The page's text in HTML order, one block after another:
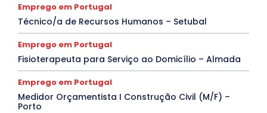
Emprego em Portugal
Técnico/a de Recursos Humanos – Setubal
Emprego em Portugal
Fisioterapeuta para Serviço ao Domicílio – Almada
Emprego em Portugal
Medidor Orçamentista I Construção Civil (M/F) –
Porto